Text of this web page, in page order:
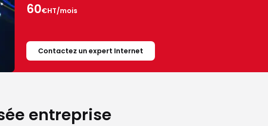
60€HT/mois
Contactez un expert Internet
entreprise